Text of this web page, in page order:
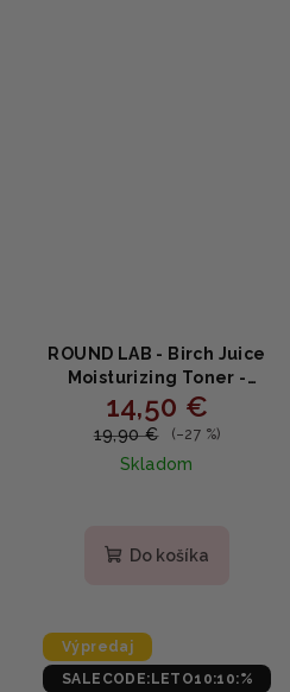
ROUND LAB - Birch Juice
Moisturizing Toner -
Hydratačný pleťový
toner s brezovou šťavou
14,50 €
19,90 € (–27 %)
Skladom
produktu
hviezdičiek.
Do košíka
Výpredaj
SALECODE:LETO10:10:%